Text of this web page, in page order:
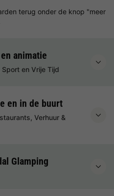
terug onder de knop "meer
animatie
en Vrije Tijd
en in de buurt
Verhuur &
Glamping